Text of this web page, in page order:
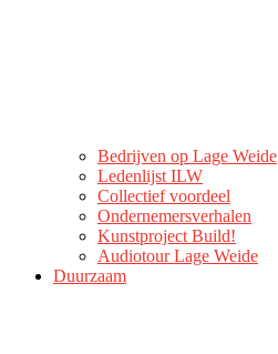
Bedrijven op Lage Weide
Ledenlijst ILW
Collectief voordeel
Ondernemersverhalen
Kunstproject Build!
Audiotour Lage Weide
Duurzaam